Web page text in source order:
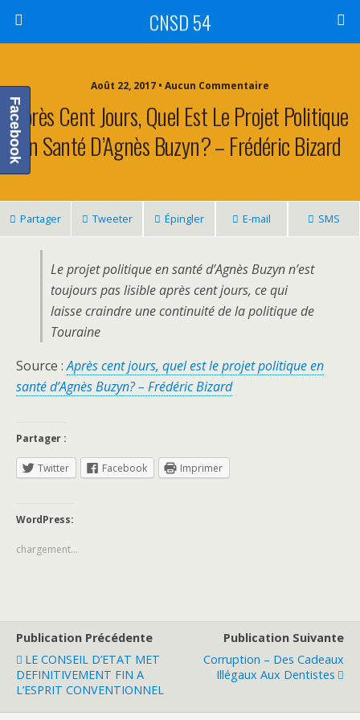
CNSD 54
Août 22, 2017 • Aucun Commentaire
Après Cent Jours, Quel Est Le Projet Politique
En Santé D’Agnès Buzyn? – Frédéric Bizard
Partager Tweeter Épingler E-mail SMS
Le projet politique en santé d’Agnès Buzyn n’est
toujours pas lisible après cent jours, ce qui
laisse craindre une continuité de la politique de
Touraine
Source :Après cent jours, quel est le projet politique en
santé d’Agnès Buzyn? – Frédéric Bizard
Partager :
Twitter Facebook Imprimer
WordPress:
chargement…
Publication Précédente
LE CONSEIL D’ETAT MET
DEFINITIVEMENT FIN A
L’ESPRIT CONVENTIONNEL
Publication Suivante
Corruption – Des Cadeaux
Illégaux Aux Dentistes
Facebook